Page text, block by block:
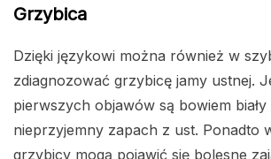
Grzybica
Dzięki językowi można również w
zdiagnozować grzybicę jamy ustnej.
pierwszych objawów są bowiem
nieprzyjemny zapach z ust. Ponadto
grzybicy mogą pojawić się bolesne